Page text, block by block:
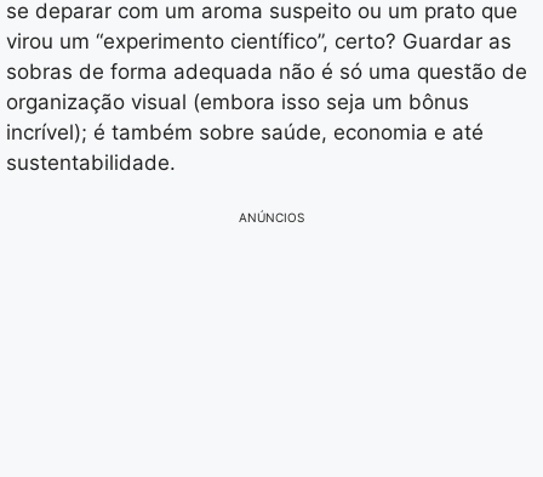
se deparar com um aroma suspeito ou um prato que
virou um “experimento científico”, certo? Guardar as
sobras de forma adequada não é só uma questão de
organização visual (embora isso seja um bônus
incrível); é também sobre saúde, economia e até
sustentabilidade.
ANÚNCIOS